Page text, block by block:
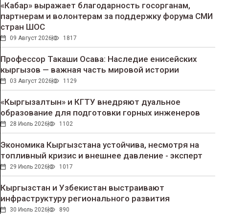
«Кабар» выражает благодарность госорганам,
партнерам и волонтерам за поддержку форума СМИ
стран ШОС
09 Август 2026 1817
Профессор Такаши Осава: Наследие енисейских
кыргызов — важная часть мировой истории
03 Август 2026 1129
«Кыргызалтын» и КГТУ внедряют дуальное
образование для подготовки горных инженеров
28 Июль 2026 1102
Экономика Кыргызстана устойчива, несмотря на
топливный кризис и внешнее давление - эксперт
29 Июль 2026 1017
Кыргызстан и Узбекистан выстраивают
инфраструктуру регионального развития
30 Июль 2026 890